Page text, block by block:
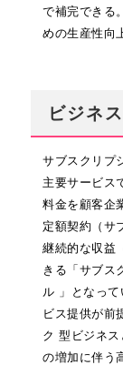
で補完できる
めの生産性向
ビジネ
サブスクリプ
主要サービス
料金を顧客企
定額契約（サ
継続的な収益
きる「サブス
ル 」となっ
ビス提供が前
ク 型ビジネ
の増加に伴う